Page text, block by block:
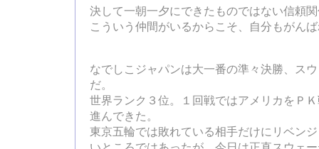
決して一朝一夕にできたものではない信頼
こういう仲間がいるからこそ、自分もがん
なでしこジャパンは大一番の準々決勝、ス
だ。
世界ランク３位。１回戦ではアメリカをＰ
進んできた。
東京五輪では敗れている相手だけにリベン